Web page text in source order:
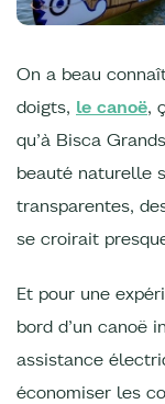
On a beau
doigts, le canoë,
qu’à Bisca
beauté naturelle
transparentes,
se croirait
Et pour une
bord d’un canoë
assistance
économiser les